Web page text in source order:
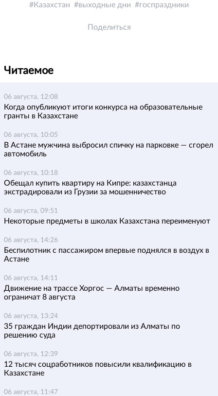
Казахстан выходные дни госпраздники
Поделиться
Читаемое
06 августа, 12:08
Когда опубликуют итоги конкурса на образовательные
гранты в Казахстане
06 августа, 10:05
В Астане мужчина выбросил спичку на парковке — сгорел
автомобиль
06 августа, 10:18
Обещал купить квартиру на Кипре: казахстанца
экстрадировали из Грузии за мошенничество
06 августа, 09:51
Некоторые предметы в школах Казахстана переименуют
06 августа, 14:26
Беспилотник с пассажиром впервые поднялся в воздух в
Астане
06 августа, 14:11
Движение на трассе Хоргос — Алматы временно
ограничат 8 августа
06 августа, 13:24
35 граждан Индии депортировали из Алматы по
решению суда
06 августа, 12:39
12 тысяч соцработников повысили квалификацию в
Казахстане
06 августа, 11:47